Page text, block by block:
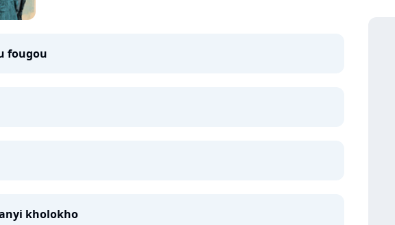
fougou
kholokho